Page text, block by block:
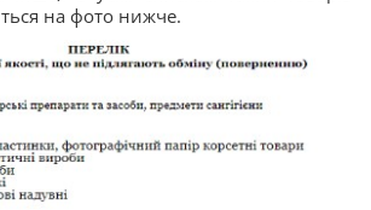
на фото нижче.